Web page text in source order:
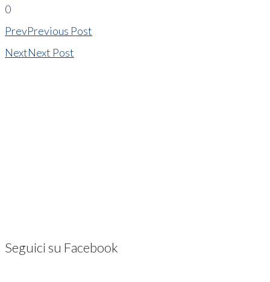
0
PrevPrevious Post
NextNext Post
Seguici su Facebook